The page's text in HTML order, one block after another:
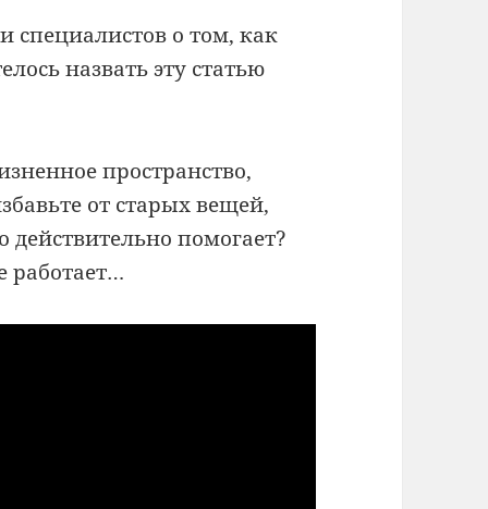
специалистов о том, как
назвать эту статью
пространство,
от старых вещей,
помогает?
работает…